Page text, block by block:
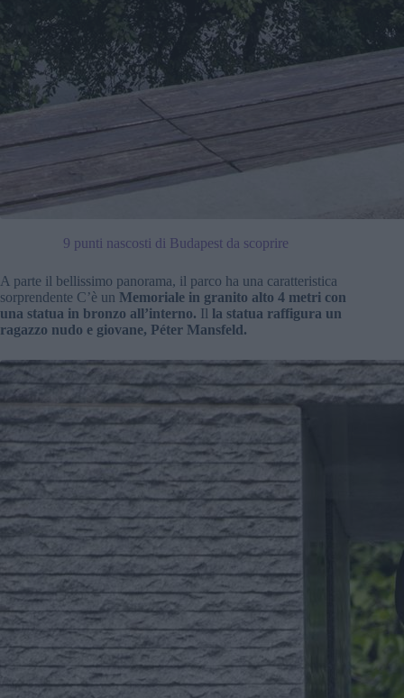
9 punti nascosti di Budapest da scoprire
A parte il bellissimo panorama, il parco ha una caratteristica
sorprendente C’è un Memoriale in granito alto 4 metri con
una statua in bronzo all’interno. Il la statua raffigura un
ragazzo nudo e giovane, Péter Mansfeld.